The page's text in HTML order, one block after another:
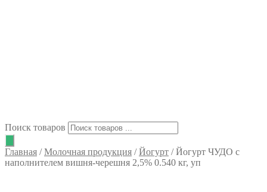
Поиск товаров
Главная /Молочная продукция /Йогурт /Йогурт ЧУДО с
наполнителем вишня-черешня 2,5% 0.540 кг, уп